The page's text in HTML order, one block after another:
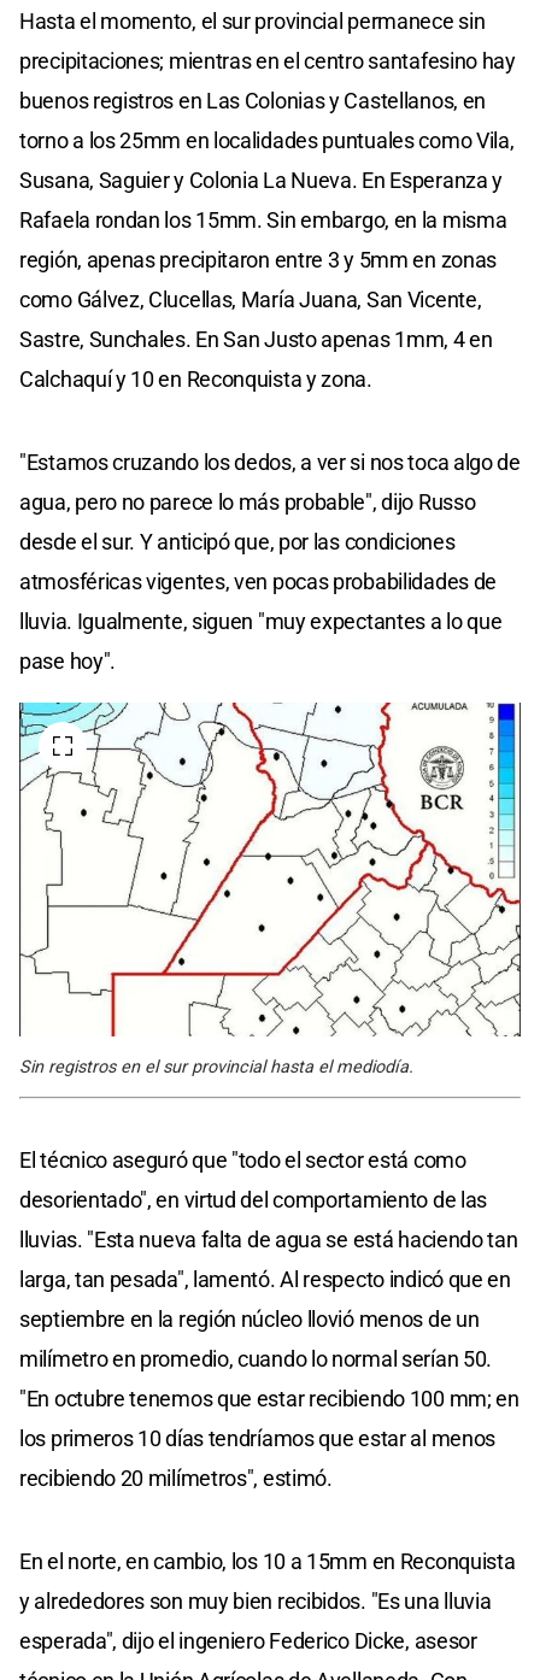
Hasta el momento, el sur provincial permanece sin
precipitaciones; mientras en el centro santafesino hay
buenos registros en Las Colonias y Castellanos, en
torno a los 25mm en localidades puntuales como Vila,
Susana, Saguier y Colonia La Nueva. En Esperanza y
Rafaela rondan los 15mm. Sin embargo, en la misma
región, apenas precipitaron entre 3 y 5mm en zonas
como Gálvez, Clucellas, María Juana, San Vicente,
Sastre, Sunchales. En San Justo apenas 1mm, 4 en
Calchaquí y 10 en Reconquista y zona.
"Estamos cruzando los dedos, a ver si nos toca algo de
agua, pero no parece lo más probable", dijo Russo
desde el sur. Y anticipó que, por las condiciones
atmosféricas vigentes, ven pocas probabilidades de
lluvia. Igualmente, siguen "muy expectantes a lo que
pase hoy".
Sin registros en el sur provincial hasta el mediodía.
El técnico aseguró que "todo el sector está como
desorientado", en virtud del comportamiento de las
lluvias. "Esta nueva falta de agua se está haciendo tan
larga, tan pesada", lamentó. Al respecto indicó que en
septiembre en la región núcleo llovió menos de un
milímetro en promedio, cuando lo normal serían 50.
"En octubre tenemos que estar recibiendo 100 mm; en
los primeros 10 días tendríamos que estar al menos
recibiendo 20 milímetros", estimó.
En el norte, en cambio, los 10 a 15mm en Reconquista
y alrededores son muy bien recibidos. "Es una lluvia
esperada", dijo el ingeniero Federico Dicke, asesor